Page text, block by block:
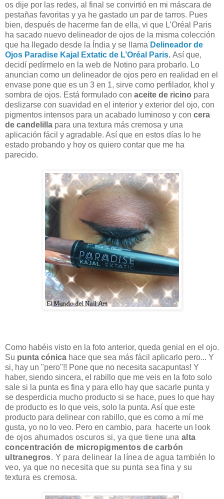
os dije por las redes, al final se convirtió en mi máscara de
pestañas favoritas y ya he gastado un par de tarros. Pues
bien, después de hacerme fan de ella, vi que L’Oréal Paris
ha sacado nuevo delineador de ojos de la misma colección
que ha llegado desde la Índia y se llama Delineador de
Ojos Paradise Kajal Extatic de L’Oréal Paris. Así que,
decidí pedírmelo en la web de Notino para probarlo. Lo
anuncian como un delineador de ojos pero en realidad en el
envase pone que es un 3 en 1, sirve como perfilador, khol y
sombra de ojos. Está formulado con aceite de ricino para
deslizarse con suavidad en el interior y exterior del ojo, con
pigmentos intensos para un acabado luminoso y con cera
de candelilla para una textura más cremosa y una
aplicación fácil y agradable. Así que en estos días lo he
estado probando y hoy os quiero contar que me ha
parecido.
Como habéis visto en la foto anterior, queda genial en el ojo.
Su punta cónica hace que sea más fácil aplicarlo pero... Y
si, hay un "pero"!! Pone que no necesita sacapuntas! Y
haber, siendo sincera, el rabillo que me veis en la foto solo
sale si la punta es fina y para ello hay que sacarle punta y
se desperdicia mucho producto si se hace, pues lo que hay
de producto es lo que veis, solo la punta. Así que este
producto para delinear con rabillo, que es como a mí me
gusta, yo no lo veo. Pero en cambio, para hacerte un look
de ojos ahumados oscuros si, ya que tiene unaalta
concentración de micropigmentos de carbón
ultranegros. Y para delinear la línea de agua también lo
veo, ya que no necesita que su punta sea fina y su
textura es cremosa.